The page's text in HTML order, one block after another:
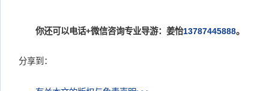
你还可以电话+微信咨询专业导游：姜怡13787445888。
分享到：